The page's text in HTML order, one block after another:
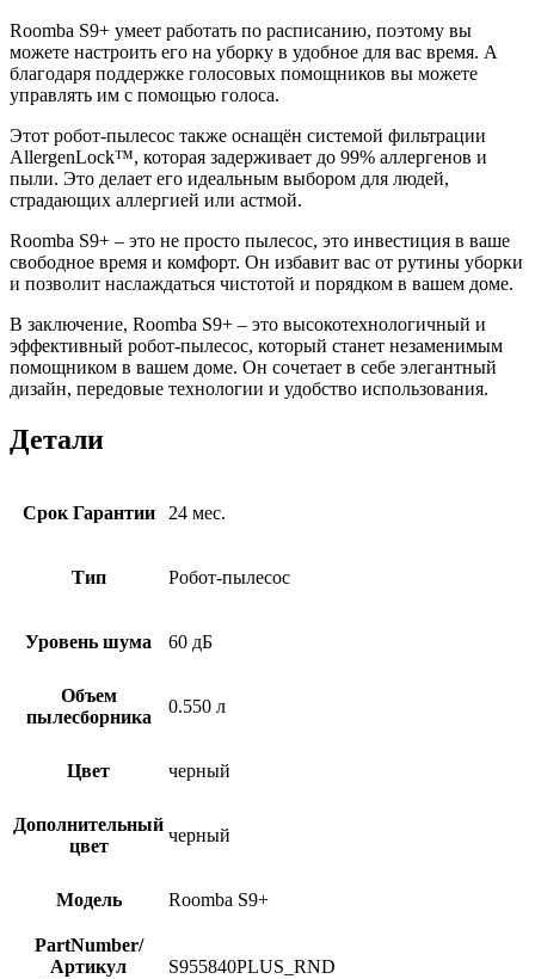
Roomba S9+ умеет работать по расписанию, поэтому вы
можете настроить его на уборку в удобное для вас время. А
благодаря поддержке голосовых помощников вы можете
управлять им с помощью голоса.
Этот робот-пылесос также оснащён системой фильтрации
AllergenLock™, которая задерживает до 99% аллергенов и
пыли. Это делает его идеальным выбором для людей,
страдающих аллергией или астмой.
Roomba S9+ – это не просто пылесос, это инвестиция в ваше
свободное время и комфорт. Он избавит вас от рутины уборки
и позволит наслаждаться чистотой и порядком в вашем доме.
В заключение, Roomba S9+ – это высокотехнологичный и
эффективный робот-пылесос, который станет незаменимым
помощником в вашем доме. Он сочетает в себе элегантный
дизайн, передовые технологии и удобство использования.
Детали
Срок Гарантии 24 мес.
Тип Робот-пылесос
Уровень шума 60 дБ
Объем
пылесборника
0.550 л
Цвет черный
Дополнительный
цвет
черный
Модель Roomba S9+
PartNumber/
Артикул
S955840PLUS_RND